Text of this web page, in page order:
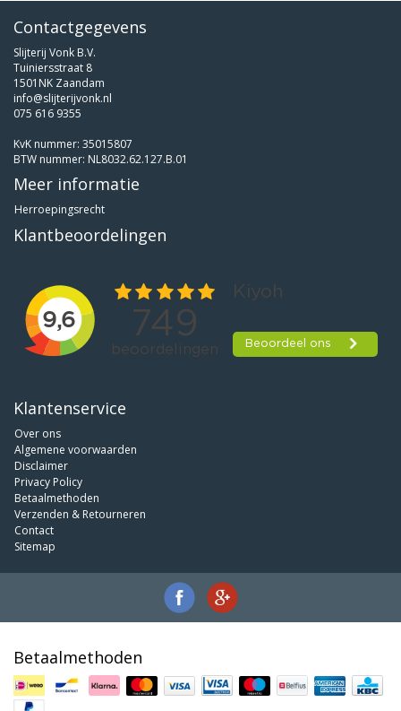
Contactgegevens
Slijterij Vonk B.V.
Tuiniersstraat 8
1501NK Zaandam
info@slijterijvonk.nl
075 616 9355
KvK nummer: 35015807
BTW nummer: NL8032.62.127.B.01
Meer informatie
Herroepingsrecht
Klantbeoordelingen
Klantenservice
Over ons
Algemene voorwaarden
Disclaimer
Privacy Policy
Betaalmethoden
Verzenden & Retourneren
Contact
Sitemap
Betaalmethoden